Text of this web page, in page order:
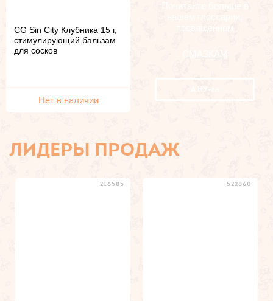
CG Sin City Клубника 15 г,
стимулирующий бальзам
для сосков
Нет в наличии
Почитайте больше в
нашем глоссарии,
посвященном
СМАЗКАМ
А НУ-
ЛИДЕРЫ ПРОДАЖ
216585 522860